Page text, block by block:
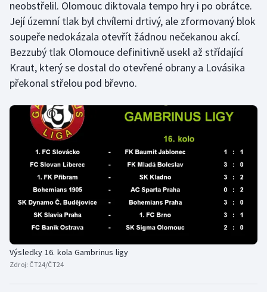
Plážový volejbal
Ragby
Rychlobruslení
Rychlostní kanoistika
Short track
Sportovní střelba
Stolní tenis
Triatlon
Veslování
neobstřelil. Olomouc diktovala tempo hry i po obrátce.
Její územní tlak byl chvílemi drtivý, ale zformovaný blok
soupeře nedokázala otevřít žádnou nečekanou akcí.
Bezzubý tlak Olomouce definitivně usekl až střídající
Kraut, který se dostal do otevřené obrany a Lovásika
překonal střelou pod břevno.
Výsledky 16. kola Gambrinus ligy
Zdroj: ČT24/ČT24